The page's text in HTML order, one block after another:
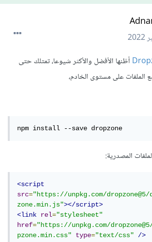
أظنها الأفضل والأكثر شيوعا، تمتلك حتى
على مستوى الخادم،
npm install --save dropzone
المصدرية:
<script
src="https://unpkg.com/
zone.min.js"></script>
<link
rel="stylesheet"
href="https://unpkg.com/
pzone.min.css"
type="text/css" />